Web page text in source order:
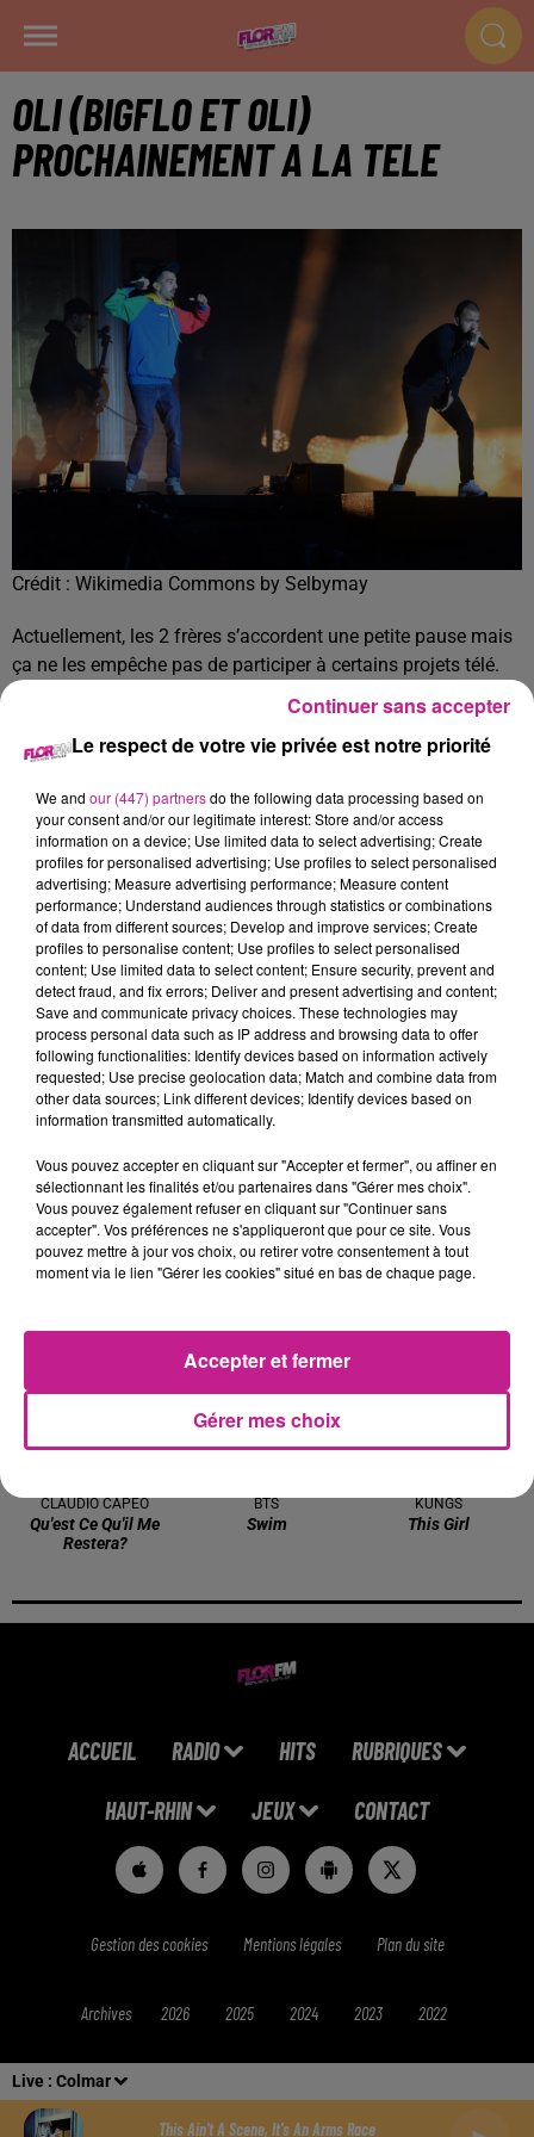
Live : Colmar
This Ain't A Scene, It's An Arms Race
OLI (BIGFLO ET OLI)
PROCHAINEMENT A LA TELE
Crédit : Wikimedia Commons by Selbymay
Actuellement, les 2 frères s’accordent une petite pause mais
ça ne les empêche pas de participer à certains projets télé.
parti pour une destination inconnue pour tourner justement
Rendez vous en Terre Inconnue.
TITRES DIFFUSÉS Voir plus
7h27
7h27
FALL OUT BOY
This Ain't A Scene, It's
An Arms Race
7h23
7h23
ANGELE
Dis-Le
7h20
7h20
BEBE REXHA
New Religion
7h14
7h14
TAYC
7h11
7h11
MYLES SMITH OFENBACH
CLAUDIO CAPEO
Qu'est Ce Qu'il Me
Restera?
BTS
Swim
KUNGS
This Girl
ACCUEIL RADIO HITS RUBRIQUES
HAUT-RHIN JEUX CONTACT
Gestion des cookies Mentions légales Plan du site
Archives 2026 2025 2024 2023 2022
Le respect de votre vie privée est notre priorité
We and our (447) partnersdo the following data processing based on
your consent and/or our legitimate interest: Store and/or access
information on a device; Use limited data to select advertising; Create
profiles for personalised advertising; Use profiles to select personalised
advertising; Measure advertising performance; Measure content
performance; Understand audiences through statistics or combinations
of data from different sources; Develop and improve services; Create
profiles to personalise content; Use profiles to select personalised
content; Use limited data to select content; Ensure security, prevent and
detect fraud, and fix errors; Deliver and present advertising and content;
Save and communicate privacy choices. These technologies may
process personal data such as IP address and browsing data to offer
following functionalities: Identify devices based on information actively
requested; Use precise geolocation data; Match and combine data from
other data sources; Link different devices; Identify devices based on
information transmitted automatically.
Vous pouvez accepter en cliquant sur "Accepter et fermer", ou affiner en
sélectionnant les finalités et/ou partenaires dans "Gérer mes choix".
Vous pouvez également refuser en cliquant sur "Continuer sans
accepter". Vos préférences ne s'appliqueront que pour ce site. Vous
pouvez mettre à jour vos choix, ou retirer votre consentement à tout
moment via le lien "Gérer les cookies" situé en bas de chaque page.
Gérer mes choix
Accepter et fermer
Continuer sans accepter